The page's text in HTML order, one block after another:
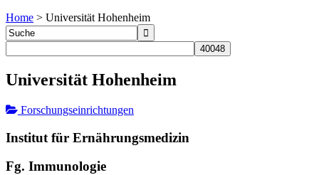
Home > Universität Hohenheim
Universität Hohenheim
Forschungseinrichtungen
Institut für Ernährungsmedizin
Fg. Immunologie